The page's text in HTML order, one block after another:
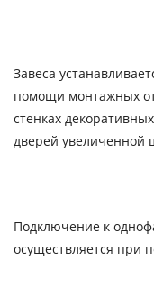
Завеса
помощи монтажных
стенках
дверей увеличенной
Подключение к
осуществляется при